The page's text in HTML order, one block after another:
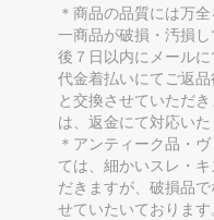
＊商品の品質には万
一商品が破損・汚損
後７日以内にメールに
代金着払いにてご返
と交換させていただ
は、返金にて対応いた
＊アンティーク品・
ては、細かいスレ・
だきますが、破損品
せていたいております